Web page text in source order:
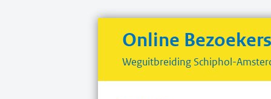
Online
Weguitbreiding Schiphol-